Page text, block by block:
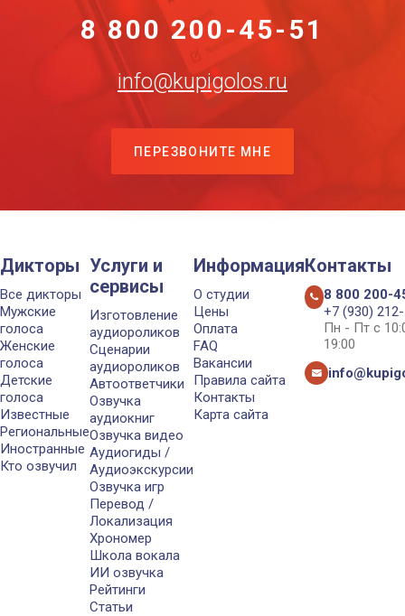
8 800 200-45-51
info@kupigolos.ru
ПЕРЕЗВОНИТЕ МНЕ
Дикторы
Все дикторы
Мужские
голоса
Женские
голоса
Детские
голоса
Известные
Региональные
Иностранные
Кто озвучил
Услуги и
сервисы
Изготовление
аудиороликов
Сценарии
аудиороликов
Автоответчики
Озвучка
аудиокниг
Озвучка видео
Аудиогиды /
Аудиоэкскурсии
Озвучка игр
Перевод /
Локализация
Хрономер
Школа вокала
ИИ озвучка
Рейтинги
Статьи
Информация
О студии
Цены
Оплата
FAQ
Вакансии
Правила сайта
Контакты
Карта сайта
Контакты
8 800 200-
+7 (930)
Пн - Пт с
19:00